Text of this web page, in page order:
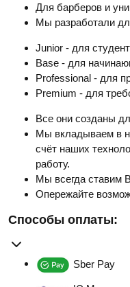
Для барберов и
Мы разработали
Junior - для
Base - для
Professional - для
Premium - для
Все они созданы
Мы вкладываем в
счёт наших
работу.
Мы всегда ставим
Опережайте
Способы оплаты:
Sber Pay